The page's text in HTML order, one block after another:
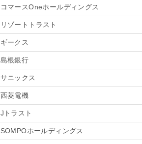
コマースOneホールディングス
リゾートトラスト
ギークス
島根銀行
サニックス
西菱電機
Jトラスト
SOMPOホールディングス